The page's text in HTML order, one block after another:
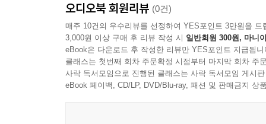
오디오북 회원리뷰 (0건)
매주 10건의 우수리뷰를 선정하여 YES포인트 3만원을 드
3,000원 이상 구매 후 리뷰 작성 시 일반회원 300원, 마니
eBook은 다운로드 후 작성한 리뷰만 YES포인트 지급됩니
클래스는 첫번째 회차 주문확정 시점부터 마지막 회차 주
사락 독서모임으로 진행된 클래스는 사락 독서모임 게시
eBook 페이백, CD/LP, DVD/Blu-ray, 패션 및 판매금지 상